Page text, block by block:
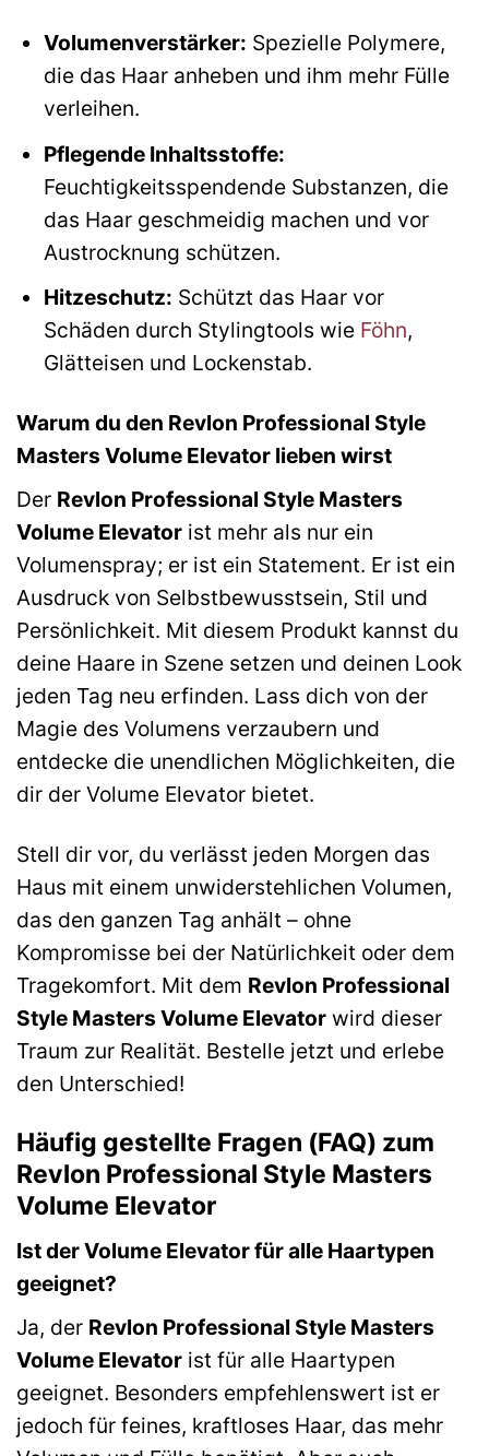
Volumenverstärker: Spezielle Polymere,
die das Haar anheben und ihm mehr Fülle
verleihen.
Pflegende Inhaltsstoffe:
Feuchtigkeitsspendende Substanzen, die
das Haar geschmeidig machen und vor
Austrocknung schützen.
Hitzeschutz: Schützt das Haar vor
Schäden durch Stylingtools wie Föhn,
Glätteisen und Lockenstab.
Warum du den Revlon Professional Style
Masters Volume Elevator lieben wirst
Der Revlon Professional Style Masters
Volume Elevator ist mehr als nur ein
Volumenspray; er ist ein Statement. Er ist ein
Ausdruck von Selbstbewusstsein, Stil und
Persönlichkeit. Mit diesem Produkt kannst du
deine Haare in Szene setzen und deinen Look
jeden Tag neu erfinden. Lass dich von der
Magie des Volumens verzaubern und
entdecke die unendlichen Möglichkeiten, die
dir der Volume Elevator bietet.
Stell dir vor, du verlässt jeden Morgen das
Haus mit einem unwiderstehlichen Volumen,
das den ganzen Tag anhält – ohne
Kompromisse bei der Natürlichkeit oder dem
Tragekomfort. Mit dem Revlon Professional
Style Masters Volume Elevator wird dieser
Traum zur Realität. Bestelle jetzt und erlebe
den Unterschied!
Häufig gestellte Fragen (FAQ) zum
Revlon Professional Style Masters
Volume Elevator
Ist der Volume Elevator für alle Haartypen
geeignet?
Ja, der Revlon Professional Style Masters
Volume Elevator ist für alle Haartypen
geeignet. Besonders empfehlenswert ist er
jedoch für feines, kraftloses Haar, das mehr